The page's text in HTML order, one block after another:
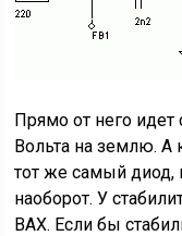
Прямо от него идет
Вольта на землю. А
тот же самый диод,
наоборот. У
ВАХ. Если бы